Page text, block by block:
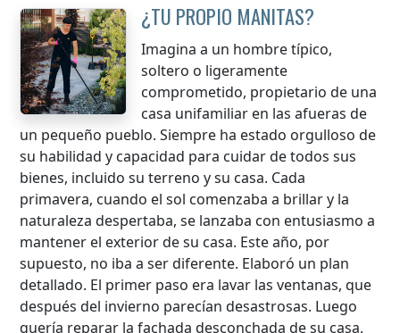
¿TU PROPIO MANITAS?
Imagina a un hombre típico,
soltero o ligeramente
comprometido, propietario de una
casa unifamiliar en las afueras de
un pequeño pueblo. Siempre ha estado orgulloso de
su habilidad y capacidad para cuidar de todos sus
bienes, incluido su terreno y su casa. Cada
primavera, cuando el sol comenzaba a brillar y la
naturaleza despertaba, se lanzaba con entusiasmo a
mantener el exterior de su casa. Este año, por
supuesto, no iba a ser diferente. Elaboró un plan
detallado. El primer paso era lavar las ventanas, que
después del invierno parecían desastrosas. Luego
quería reparar la fachada desconchada de su casa,